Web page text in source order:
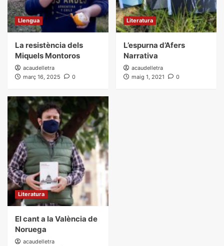
Llengua
La resistència dels
Miquels Montoros
acaudelletra
març 16, 2025
0
Literatura
L’espurna d’Afers
Narrativa
acaudelletra
maig 1, 2021
0
Literatura
El cant a la València de
Noruega
acaudelletra